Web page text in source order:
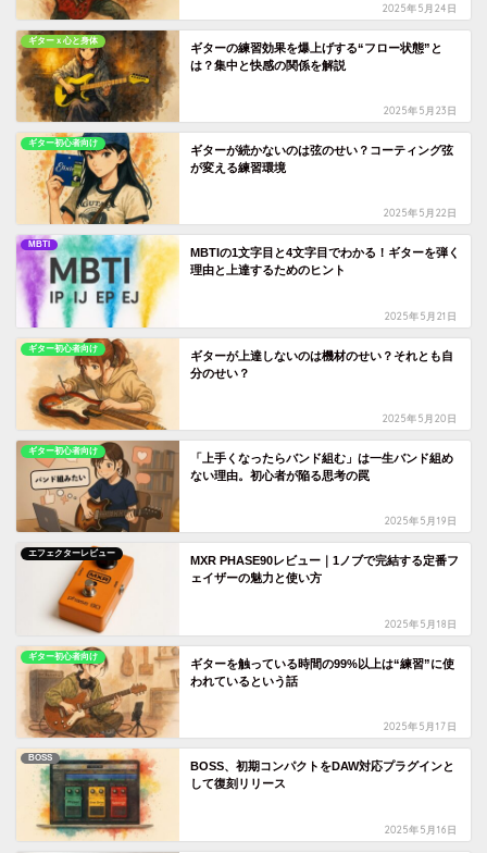
2025年5月24日
ギターｘ心と身体
ギターの練習効果を爆上げする“フロー状態”と
は？集中と快感の関係を解説
2025年5月23日
ギター初心者向け
ギターが続かないのは弦のせい？コーティング弦
が変える練習環境
2025年5月22日
MBTI
MBTIの1文字目と4文字目でわかる！ギターを弾く
理由と上達するためのヒント
2025年5月21日
ギター初心者向け
ギターが上達しないのは機材のせい？それとも自
分のせい？
2025年5月20日
ギター初心者向け
「上手くなったらバンド組む」は一生バンド組め
ない理由。初心者が陥る思考の罠
2025年5月19日
エフェクターレビュー
MXR PHASE90レビュー｜1ノブで完結する定番フ
ェイザーの魅力と使い方
2025年5月18日
ギター初心者向け
ギターを触っている時間の99%以上は“練習”に使
われているという話
2025年5月17日
BOSS
BOSS、初期コンパクトをDAW対応プラグインと
して復刻リリース
2025年5月16日